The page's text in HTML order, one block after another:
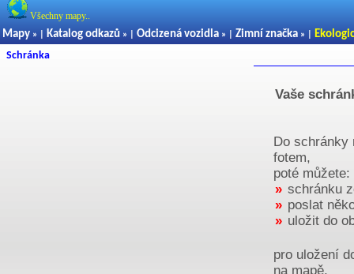
Všechny mapy..
Mapy » | Katalog odkazů » | Odcizená vozidla » | Zimní značka » |
Schránka
Vaše
Do schránky
fotem,
poté můžete:
» schránku
» poslat
» uložit do
pro uložení
na mapě.